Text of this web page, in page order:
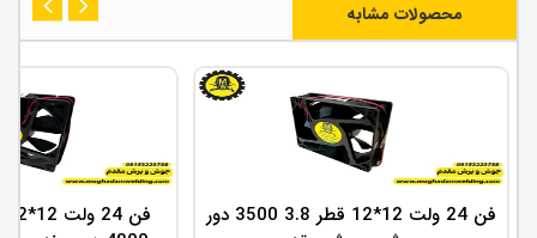
محصولات مشابه
فن 24 ولت 12*12 قطر 3.8 3500 دور